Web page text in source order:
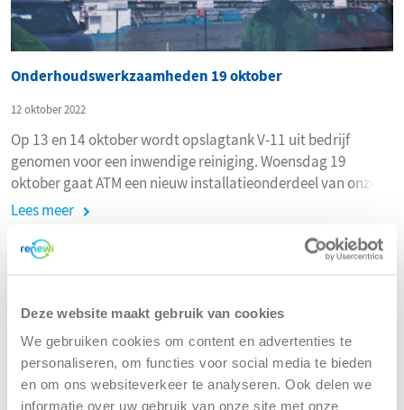
Deze website maakt gebruik van cookies
We gebruiken cookies om content en advertenties te
personaliseren, om functies voor social media te bieden
en om ons websiteverkeer te analyseren. Ook delen we
informatie over uw gebruik van onze site met onze
Onderhoudswerkzaamheden 19 oktober
12 oktober 2022
Op 13 en 14 oktober wordt opslagtank V-11 uit bedrijf
genomen voor een inwendige reiniging. Woensdag 19
oktober gaat ATM een nieuw installatieonderdeel van onze
afvalwaterzuivering uittesten.
Lees meer